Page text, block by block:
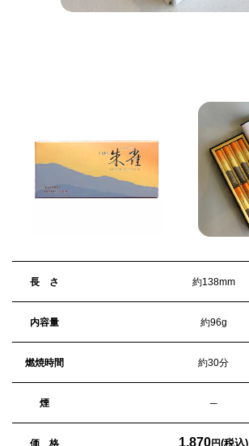
長 さ 約138mm
内容量 約96g
燃焼時間 約30分
煙 ─
価 格 1,870円(税込)